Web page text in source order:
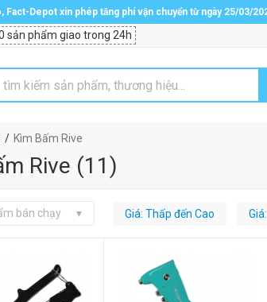
Fact-Depot xin phép tăng phí vận chuyển từ ngày 25/03/
sản phẩm giao trong 24h
Kìm Bấm Rive
Rive (11)
bán chạy Giá: Thấp đến Cao